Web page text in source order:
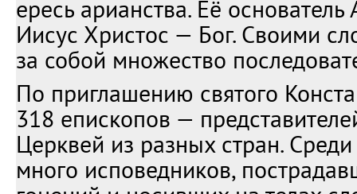
ересь арианства. Её
Иисус Христос — Бог. Своими
за собой множество
По приглашению святого
318 епископов —
Церквей из разных стран.
много исповедников,